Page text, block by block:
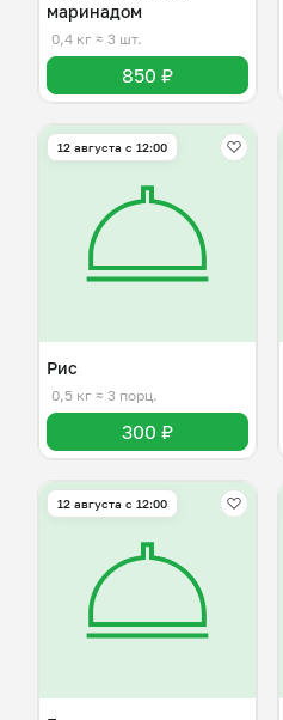
маринадом
0,4 кг ≈ 3 шт.
850 ₽
12 августа с 12:00
Рис
0,5 кг ≈ 3 порц.
300 ₽
12 августа с 12:00